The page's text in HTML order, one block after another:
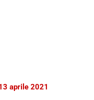
aprile 2021